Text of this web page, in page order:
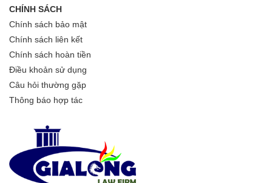
CHÍNH SÁCH
Chính sách bảo mật
Chính sách liên kết
Chính sách hoàn tiền
Điều khoản sử dụng
Câu hỏi thường gặp
Thông báo hợp tác